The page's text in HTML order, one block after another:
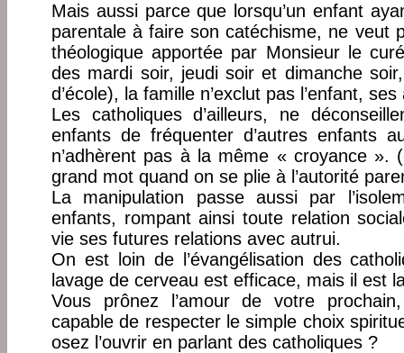
Mais aussi parce que lorsqu’un enfant
parentale à faire son catéchisme, ne veut
théologique apportée par Monsieur le
des mardi soir, jeudi soir et dimanche
d’école), la famille n’exclut pas l’enfant,
Les catholiques d’ailleurs, ne
enfants de fréquenter d’autres enfants
n’adhèrent pas à la même « croyance ».
grand mot quand on se plie à l’autorité
La manipulation passe aussi par
enfants, rompant ainsi toute relation
vie ses futures relations avec autrui.
On est loin de l’évangélisation des
lavage de cerveau est efficace, mais il est
Vous prônez l’amour de votre
capable de respecter le simple choix
osez l’ouvrir en parlant des catholiques ?